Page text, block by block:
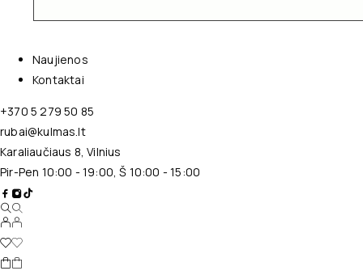
Naujienos
Kontaktai
+370 5 279 50 85
rubai@kulmas.lt
Karaliaučiaus 8, Vilnius
Pir-Pen 10:00 - 19:00, Š 10:00 - 15:00